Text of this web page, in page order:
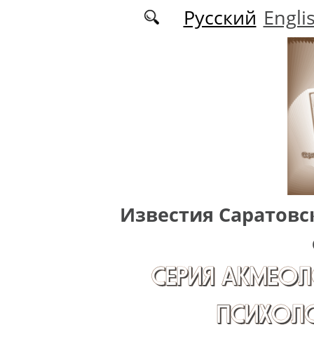
Перейти к основному содержаниюРусский
Известия
СЕРИЯ